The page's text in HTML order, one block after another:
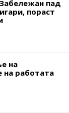
пад
пораст
на
на работата